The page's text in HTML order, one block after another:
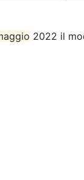
2022 il